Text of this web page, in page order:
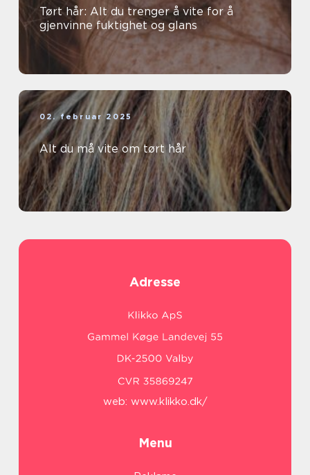
Tørt hår: Alt du trenger å vite for å
gjenvinne fuktighet og glans
02. februar 2025
Alt du må vite om tørt hår
Adresse
web: www.klikko.dk/
Menu